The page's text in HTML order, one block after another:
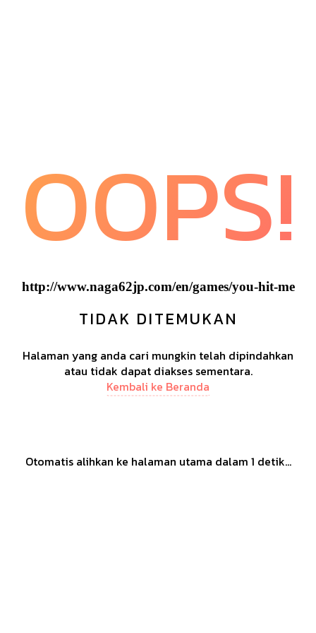
OOPS!
http://www.naga62jp.com/en/games/you-hit-me
TIDAK DITEMUKAN
Halaman yang anda cari mungkin telah dipindahkan
atau tidak dapat diakses sementara.
Kembali ke Beranda
Otomatis alihkan ke halaman utama dalam 1 detik...